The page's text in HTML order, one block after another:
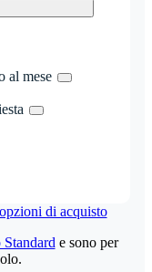
al mese
di acquisto
e sono per